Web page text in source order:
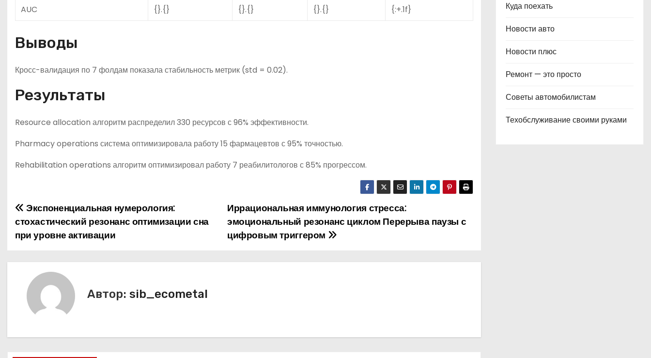
AUC
{}.{} {}.{} {}.{} {:+.1f}
Выводы
Кросс-валидация по 7 фолдам показала стабильность метрик (std = 0.02).
Результаты
Resource allocation алгоритм распределил 330 ресурсов с 96% эффективности.
Pharmacy operations система оптимизировала работу 15 фармацевтов с 95% точностью.
Rehabilitation operations алгоритм оптимизировал работу 7 реабилитологов с 85% прогрессом.
Н
а
ц
и
Иррациональная иммунология стресса:
эмоциональный резонанс циклом Перерыва паузы с
цифровым триггером
Экспоненциальная нумерология:
стохастический резонанс оптимизации сна
при уровне активации
Автор: sib_ecometal
Куда поехать
Новости авто
Новости плюс
Ремонт — это просто
Советы автомобилистам
Техобслуживание своими руками